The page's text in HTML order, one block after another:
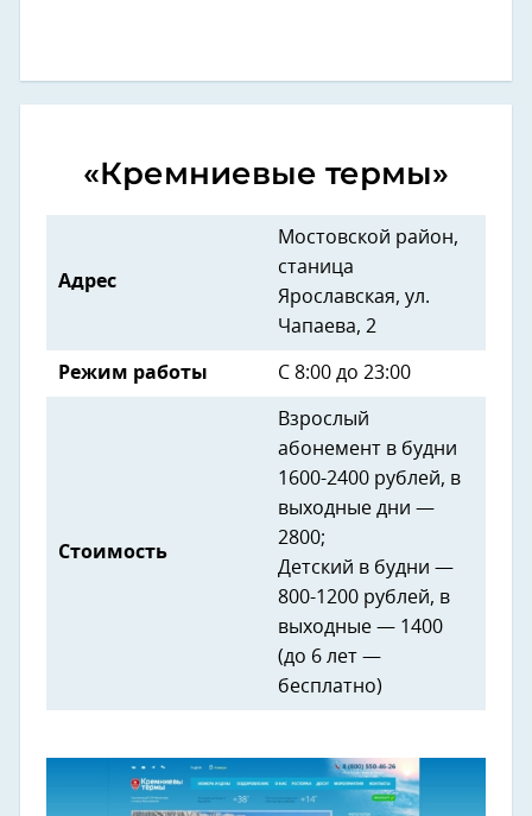
«Кремниевые термы»
Адрес
Мостовской район,
станица
Ярославская, ул.
Чапаева, 2
Режим работы С 8:00 до 23:00
Стоимость
Взрослый
абонемент в будни
1600-2400 рублей, в
выходные дни —
2800;
Детский в будни —
800-1200 рублей, в
выходные — 1400
(до 6 лет —
бесплатно)